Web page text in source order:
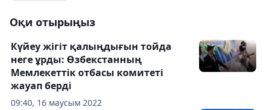
Оқи отырыңыз
09:40, 16 маусым 2022
Күйеу жігіт қалыңдығын тойда
неге ұрды: Өзбекстанның
Мемлекеттік отбасы комитеті
жауап берді